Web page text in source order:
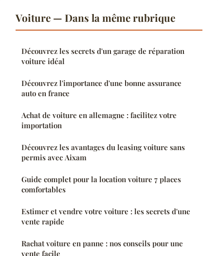
Voiture — Dans la même rubrique
Découvrez les secrets d'un garage de réparation
voiture idéal
Découvrez l'importance d'une bonne assurance
auto en france
Achat de voiture en allemagne : facilitez votre
importation
Découvrez les avantages du leasing voiture sans
permis avec Aixam
Guide complet pour la location voiture 7 places
comfortables
Estimer et vendre votre voiture : les secrets d'une
vente rapide
Rachat voiture en panne : nos conseils pour une
vente facile